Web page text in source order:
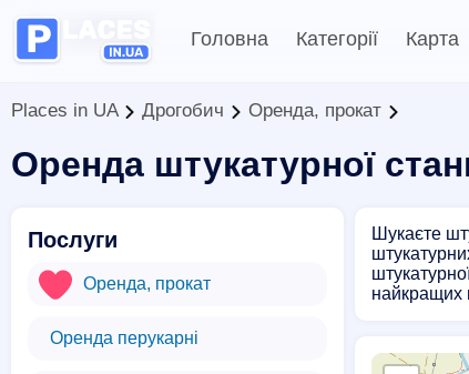
Головна Категорії Карта
Places in UA Дрогобич Оренда, прокат
Оренда штукатурної
Послуги
Оренда, прокат
Оренда перукарні
Шукаєте
найкращих